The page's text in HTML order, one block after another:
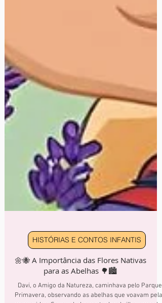
HISTÓRIAS E CONTOS INFANTIS
🌼🐝 A Importância das Flores Nativas
para as Abelhas 🌳🏙️
Davi, o Amigo da Natureza, caminhava pelo Parque